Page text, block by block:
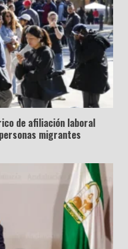
de afiliación laboral
migrantes